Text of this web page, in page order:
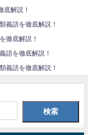
底解説！
義語を徹底解説！
徹底解説！
語を徹底解説！
義語を徹底解説！
検索